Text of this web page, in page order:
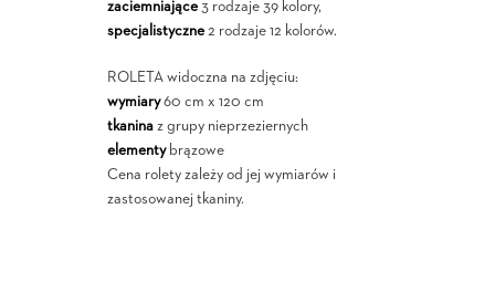
zaciemniające3 rodzaje 39 kolory,
specjalistyczne2 rodzaje 12 kolorów.
ROLETA widoczna na zdjęciu:
wymiary60 cm x 120 cm
tkaninaz grupy nieprzeziernych
elementybrązowe
Cena rolety zależy od jej wymiarów i
zastosowanej tkaniny.